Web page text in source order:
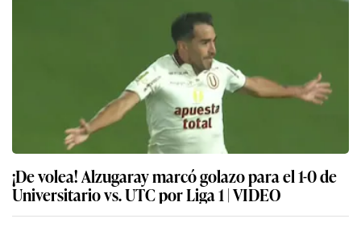
¡De volea! Alzugaray marcó golazo para el 1-0 de
Universitario vs. UTC por Liga 1 | VIDEO